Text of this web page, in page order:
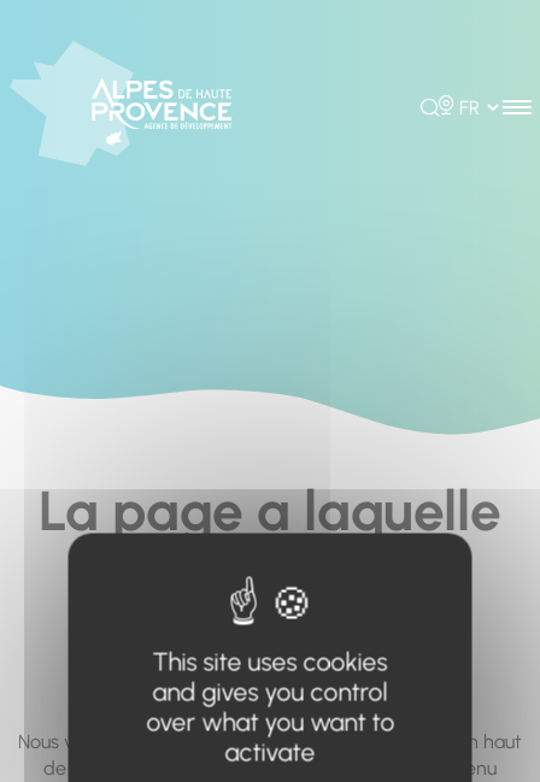
Rechercher
Choisir la
La page a laquelle
vous cherchez à
accéder n'existe
pas... ou plus.
Nous vous invitons à utiliser le moteur de recherche en haut
de page, ou à utiliser le menu pour trouver le contenu
This site uses cookies
and gives you control
over what you want to
activate